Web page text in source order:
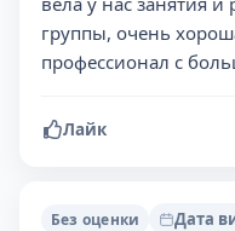
группы, очень
профессионал с
Лайк
Без оценки
Дата